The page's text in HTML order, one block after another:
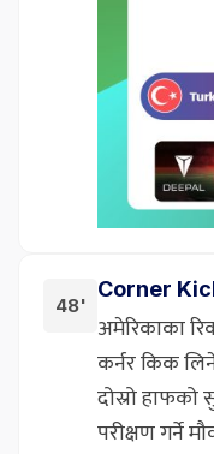
48'
Corner
अमेरिकाका
कर्नर किक
दोस्रो
परीक्षण गर्ने